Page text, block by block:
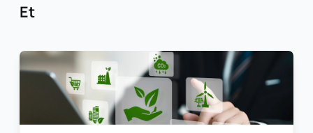
Et